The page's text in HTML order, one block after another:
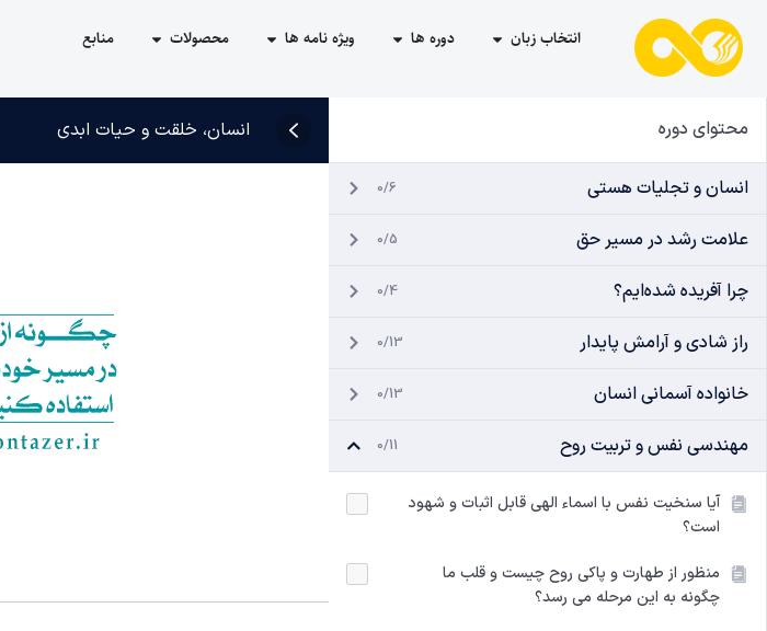
انتخاب زبان دوره ها ویژه نامه ها محصولات منابع
محتوای دوره
انسان و تجلیات هستی 0/6
علامت رشد در مسیر حق 0/5
چرا آفریده شده‌ایم؟ 0/4
راز شادی و آرامش پایدار 0/13
خانواده آسمانی انسان 0/13
مهندسی نفس و تربیت روح 0/11
آیا سنخیت نفس با اسماء الهی قابل اثبات و شهود
است؟
منظور از طهارت و پاکی روح چیست و قلب ما
چگونه به این مرحله می رسد؟
انسان، خلقت و حیات ابدی